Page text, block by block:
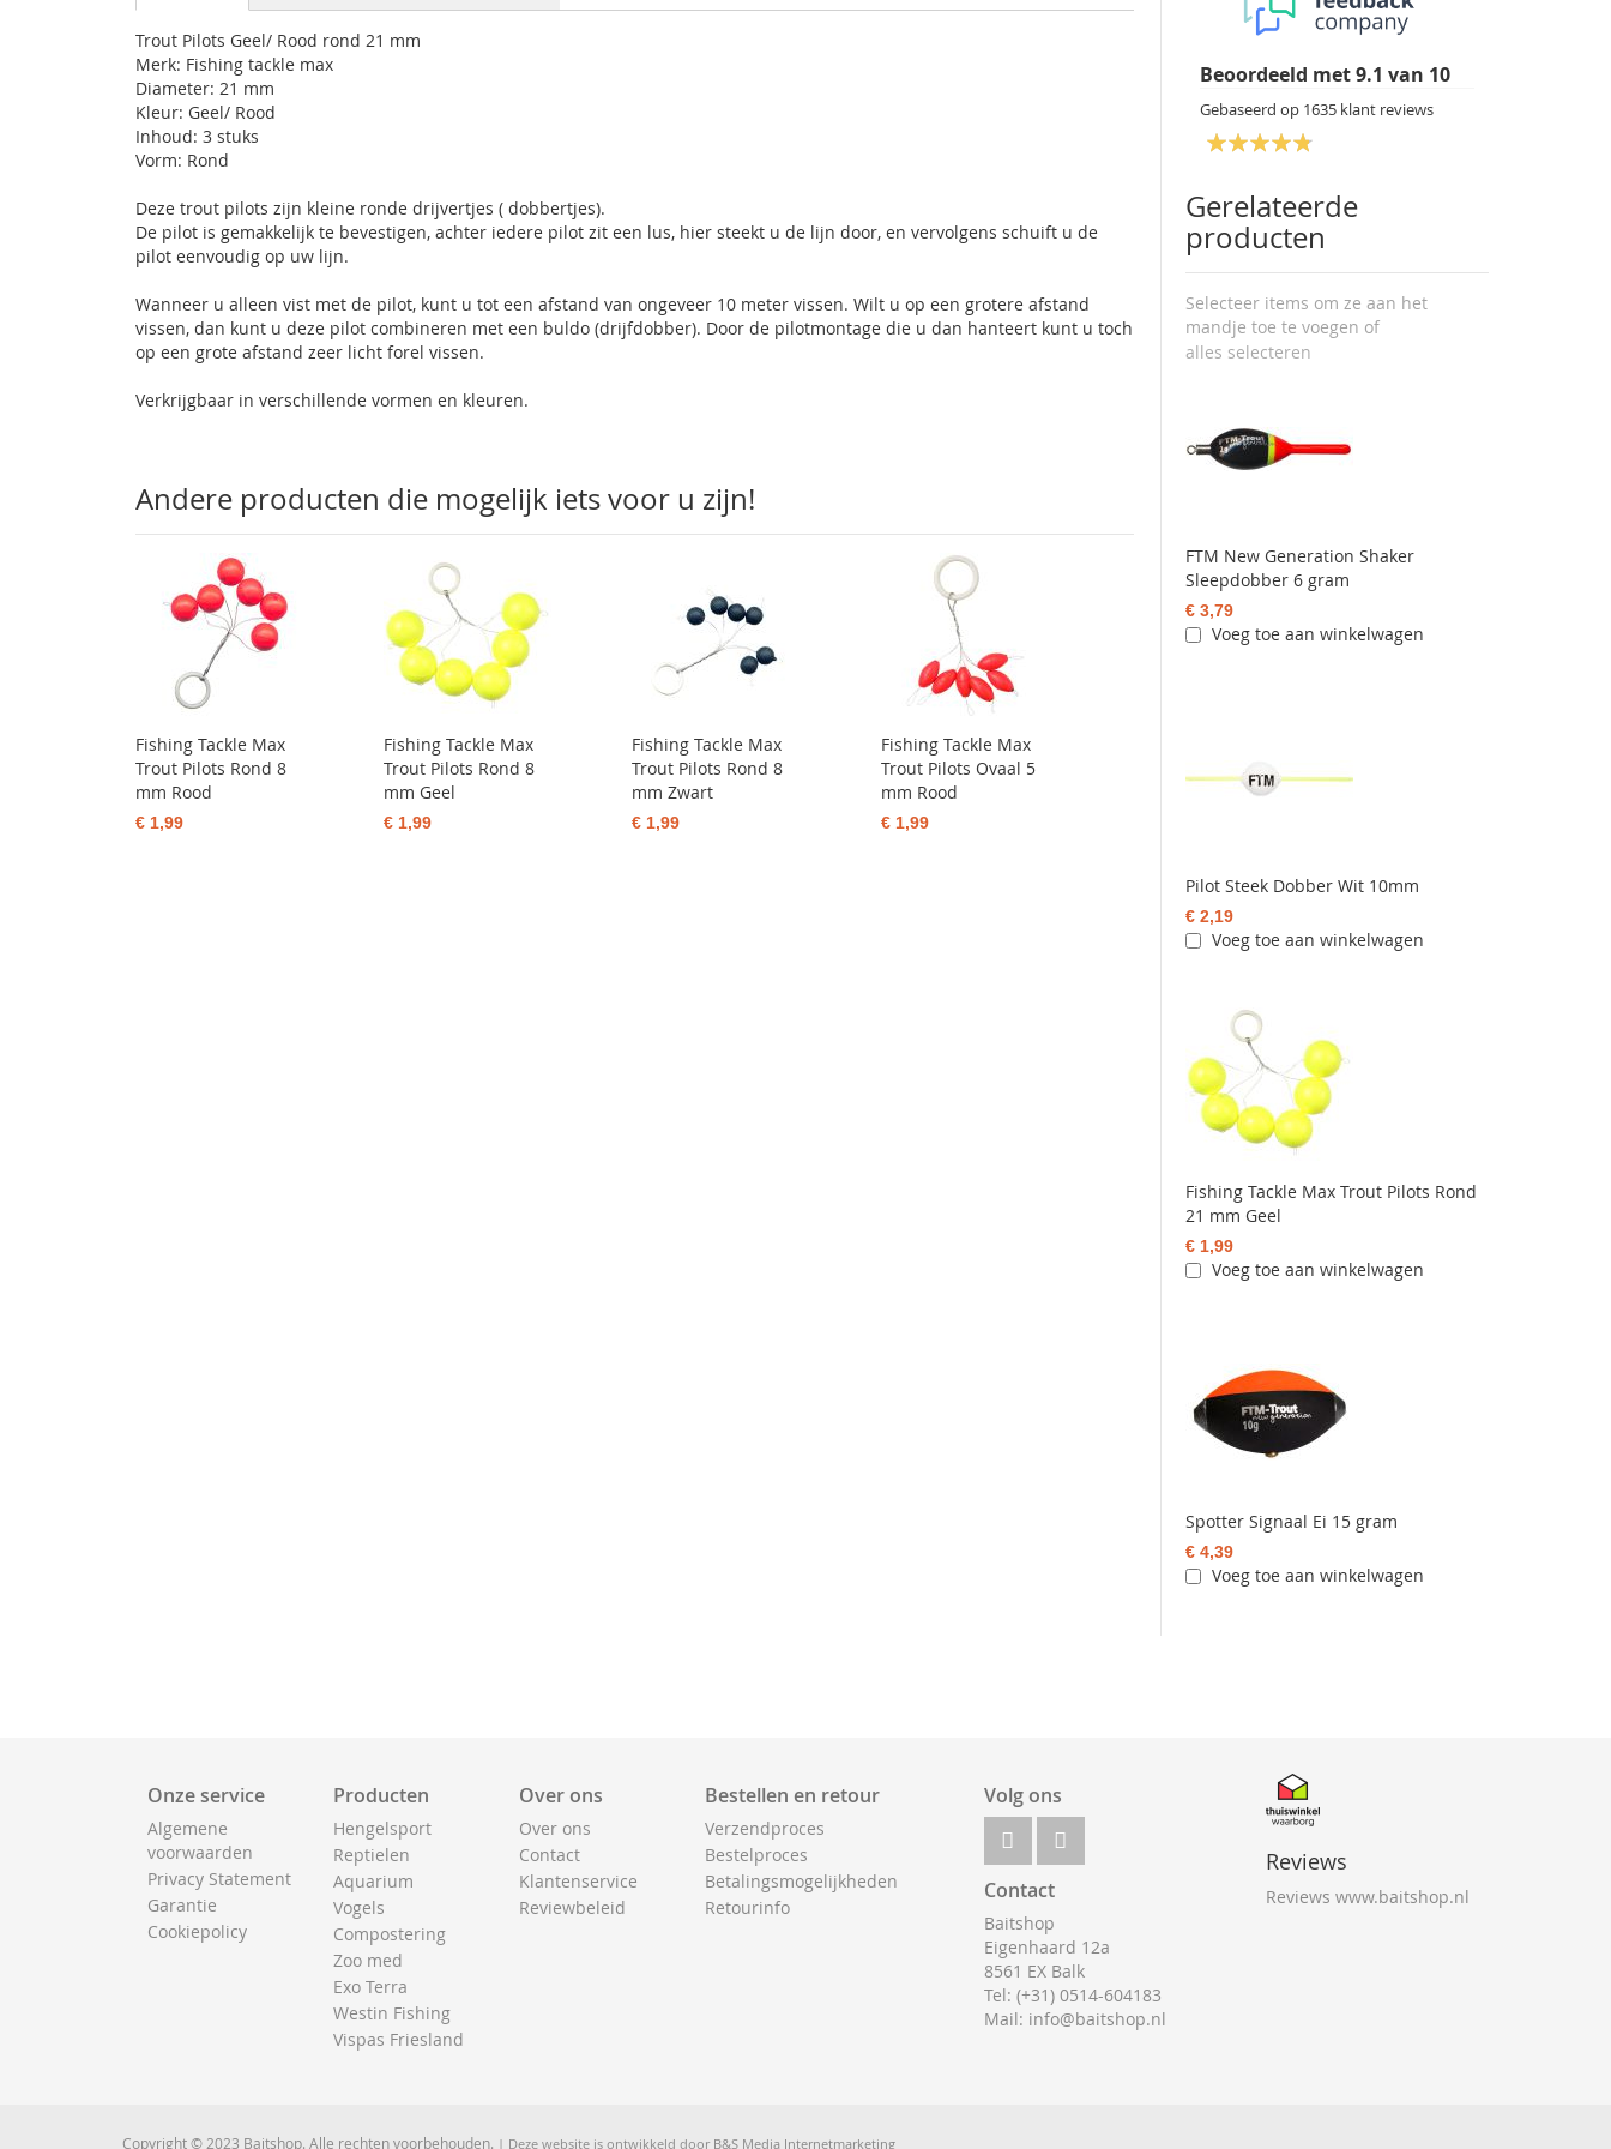
Beoordeeld met9.1 van 10
Gebaseerd op 1635 klant reviews
Gerelateerde
producten
Selecteer items om ze aan het
mandje toe te voegen of
alles selecteren
FTM New Generation Shaker
Sleepdobber 6 gram
€ 3,79
Voeg toe aan winkelwagen
Pilot Steek Dobber Wit 10mm
€ 2,19
Voeg toe aan winkelwagen
Fishing Tackle Max Trout Pilots Rond
21 mm Geel
€ 1,99
Voeg toe aan winkelwagen
Spotter Signaal Ei 15 gram
€ 4,39
Voeg toe aan winkelwagen
Trout Pilots Geel/ Rood rond 21 mm
Merk: Fishing tackle max
Diameter: 21 mm
Kleur: Geel/ Rood
Inhoud: 3 stuks
Vorm: Rond
Deze trout pilots zijn kleine ronde drijvertjes ( dobbertjes).
De pilot is gemakkelijk te bevestigen, achter iedere pilot zit een lus, hier steekt u de lijn door, en vervolgens schuift u de
pilot eenvoudig op uw lijn.
Wanneer u alleen vist met de pilot, kunt u tot een afstand van ongeveer 10 meter vissen. Wilt u op een grotere afstand
vissen, dan kunt u deze pilot combineren met een buldo (drijfdobber). Door de pilotmontage die u dan hanteert kunt u toch
op een grote afstand zeer licht forel vissen.
Verkrijgbaar in verschillende vormen en kleuren.
Andere producten die mogelijk iets voor u zijn!
Fishing Tackle Max
Trout Pilots Rond 8
mm Rood
€ 1,99
Fishing Tackle Max
Trout Pilots Rond 8
mm Geel
€ 1,99
Fishing Tackle Max
Trout Pilots Rond 8
mm Zwart
€ 1,99
Fishing Tackle Max
Trout Pilots Ovaal 5
mm Rood
€ 1,99
Onze service
Algemene
voorwaarden
Privacy Statement
Garantie
Cookiepolicy
Producten
Hengelsport
Reptielen
Aquarium
Vogels
Compostering
Zoo med
Exo Terra
Westin Fishing
Vispas Friesland
Over ons
Over ons
Contact
Klantenservice
Reviewbeleid
Bestellen en retour
Verzendproces
Bestelproces
Betalingsmogelijkheden
Retourinfo
Volg ons
Contact
Baitshop
Eigenhaard 12a
8561 EX Balk
Tel: (+31) 0514-604183
Mail: info@baitshop.nl
Reviews
Reviews www.baitshop.nl
Copyright © 2023 Baitshop. Alle rechten voorbehouden. | Deze website is ontwikkeld door B&S Media Internetmarketing